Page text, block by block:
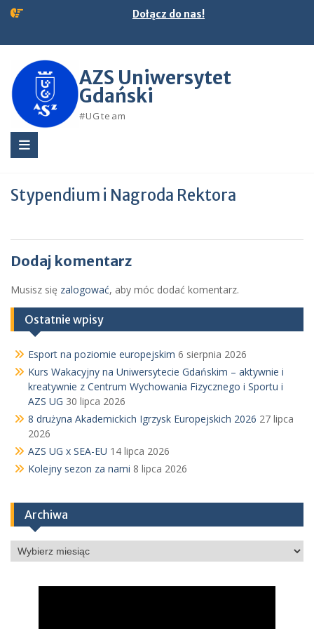
Skip
Dołącz do nas!
AZS Uniwersytet
Gdański
#UGteam
Stypendium i Nagroda Rektora
Dodaj komentarz
Musisz się zalogować, aby móc dodać komentarz.
Ostatnie wpisy
Esport na poziomie europejskim 6 sierpnia 2026
Kurs Wakacyjny na Uniwersytecie Gdańskim – aktywnie i
kreatywnie z Centrum Wychowania Fizycznego i Sportu i
AZS UG 30 lipca 2026
8 drużyna Akademickich Igrzysk Europejskich 2026 27 lipca
2026
AZS UG x SEA-EU 14 lipca 2026
Kolejny sezon za nami 8 lipca 2026
Archiwa
Archiwa